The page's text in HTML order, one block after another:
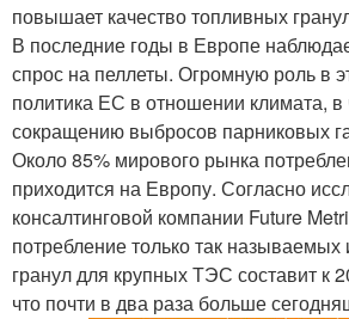
повышает качество топливных
В последние годы в Европе
спрос на пеллеты. Огромную роль в
политика ЕС в отношении климата,
сокращению выбросов парниковых
Около 85% мирового рынка
приходится на Европу. Согласно
консалтинговой компании Future
потребление только так
гранул для крупных ТЭС составит к
что почти в два раза больше